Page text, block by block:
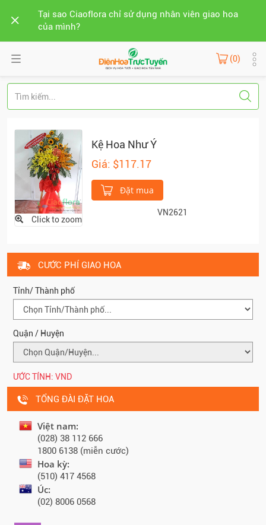
Tại sao Ciaoflora chỉ sử dụng nhân viên giao hoa
của mình?
(0)
Click to zoom
Kệ Hoa Như Ý
Giá: $117.17
Đặt mua
VN2621
CƯỚC PHÍ GIAO HOA
Tỉnh/ Thành phố
Quận / Huyện
ƯỚC TÍNH: VND
TỔNG ĐÀI ĐẶT HOA
Việt nam:
(028) 38 112 666
1800 6138 (miễn cước)
Hoa kỳ:
(510) 417 4568
Úc:
(02) 8006 0568